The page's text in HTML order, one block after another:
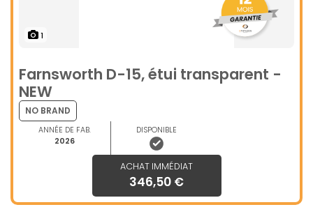
1
Farnsworth D-15, étui transparent -
NEW
NO BRAND
ANNÉE DE FAB.
2026
DISPONIBLE
ACHAT IMMÉDIAT
346,50 €